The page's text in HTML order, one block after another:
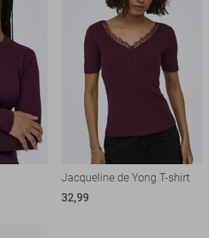
Jacqueline de Yong T-shirt
32,99